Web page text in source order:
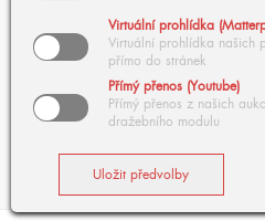
Virtuální prohlídka
Virtuální prohlídka našich
přímo do stránek
Přímý přenos (Youtube)
Přímý přenos z našich
dražebního modulu